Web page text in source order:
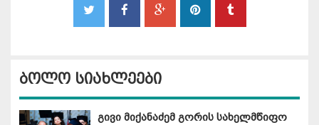
ბოლო სიახლეები
გივი მიქანაძემ გორის სახელმწიფო